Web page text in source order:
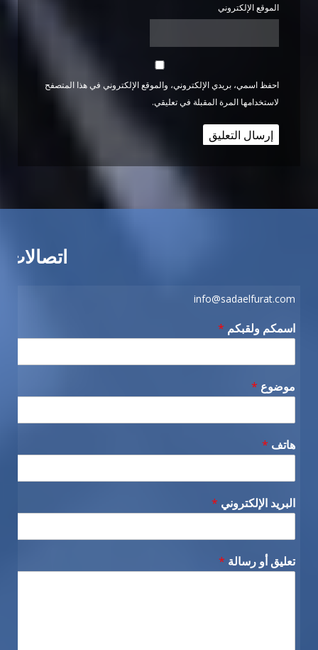
الموقع الإلكتروني
احفظ اسمي، بريدي الإلكتروني، والموقع الإلكتروني في هذا المتصفح
لاستخدامها المرة المقبلة في تعليقي.
اتصالات
info@sadaelfurat.com
اسمكم ولقبكم *
موضوع *
هاتف *
البريد الإلكتروني *
تعليق أو رسالة *